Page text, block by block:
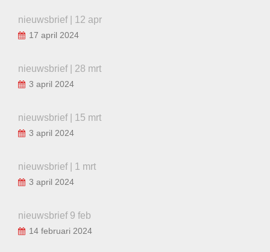
nieuwsbrief | 12 apr
17 april 2024
nieuwsbrief | 28 mrt
3 april 2024
nieuwsbrief | 15 mrt
3 april 2024
nieuwsbrief | 1 mrt
3 april 2024
nieuwsbrief 9 feb
14 februari 2024